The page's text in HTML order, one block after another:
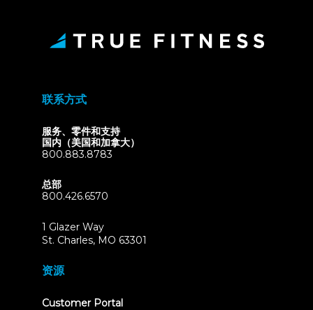
联系方式
服务、零件和支持
国内（美国和加拿大）
800.883.8783
总部
800.426.6570
1 Glazer Way
St. Charles, MO 63301
资源
Customer Portal(opens